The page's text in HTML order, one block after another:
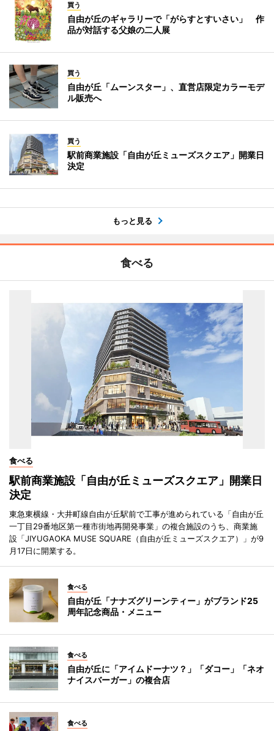
買う
自由が丘のギャラリーで「がらすとすいさい」 作
品が対話する父娘の二人展
買う
自由が丘「ムーンスター」、直営店限定カラーモデ
ル販売へ
買う
駅前商業施設「自由が丘ミューズスクエア」開業日
決定
もっと見る
食べる
食べる
駅前商業施設「自由が丘ミューズスクエア」開業日
決定
東急東横線・大井町線自由が丘駅前で工事が進められている「自由が丘
一丁目29番地区第一種市街地再開発事業」の複合施設のうち、商業施
設「JIYUGAOKA MUSE SQUARE（自由が丘ミューズスクエア）」が9
月17日に開業する。
食べる
自由が丘「ナナズグリーンティー」がブランド25
周年記念商品・メニュー
食べる
自由が丘に「アイムドーナツ？」「ダコー」「ネオ
ナイスバーガー」の複合店
食べる